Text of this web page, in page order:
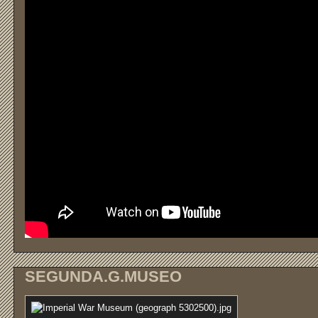
SEGUNDA.G.MUSEO